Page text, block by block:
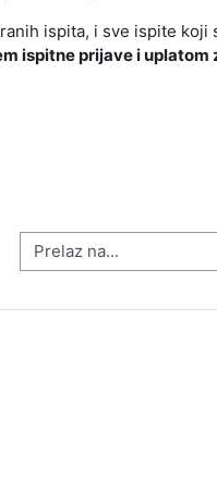
ispita, i sve ispite
ispitne prijave i uplatom
na...